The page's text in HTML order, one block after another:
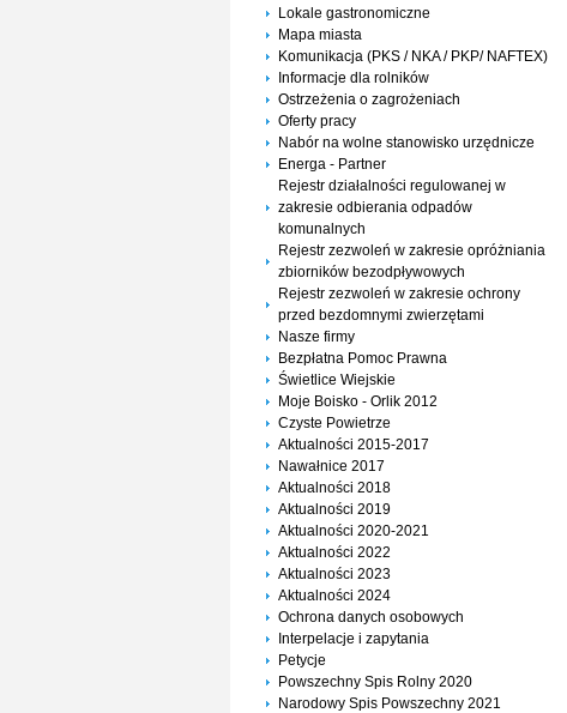
Lokale gastronomiczne
Mapa miasta
Komunikacja (PKS / NKA / PKP/ NAFTEX)
Informacje dla rolników
Ostrzeżenia o zagrożeniach
Oferty pracy
Nabór na wolne stanowisko urzędnicze
Energa - Partner
Rejestr działalności regulowanej w
zakresie odbierania odpadów
komunalnych
Rejestr zezwoleń w zakresie opróżniania
zbiorników bezodpływowych
Rejestr zezwoleń w zakresie ochrony
przed bezdomnymi zwierzętami
Nasze firmy
Bezpłatna Pomoc Prawna
Świetlice Wiejskie
Moje Boisko - Orlik 2012
Czyste Powietrze
Aktualności 2015-2017
Nawałnice 2017
Aktualności 2018
Aktualności 2019
Aktualności 2020-2021
Aktualności 2022
Aktualności 2023
Aktualności 2024
Ochrona danych osobowych
Interpelacje i zapytania
Petycje
Powszechny Spis Rolny 2020
Narodowy Spis Powszechny 2021